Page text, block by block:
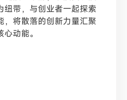
纽带，与创业者一起探索
，将散落的创新力量汇聚
动能。